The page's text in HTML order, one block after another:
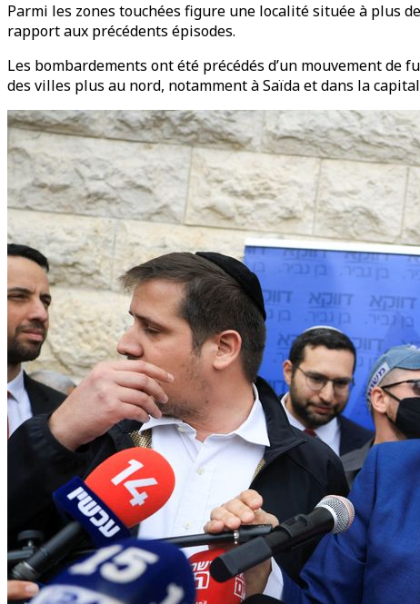
Parmi les zones touchées figure une localité située à plus
rapport aux précédents épisodes.
Les bombardements ont été précédés d’un mouvement
des villes plus au nord, notamment à Saïda et dans la